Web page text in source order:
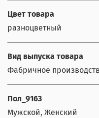
Цвет товара
разноцветный
Вид выпуска товара
Фабричное
Пол_9163
Мужской, Женский